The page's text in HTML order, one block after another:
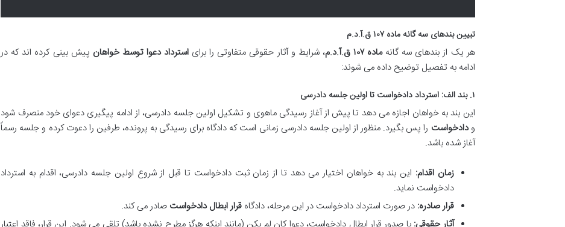
تبیین بندهای سه گانه ماده ۱۰۷ ق.آ.د.م
هر یک از بندهای سه گانهماده ۱۰۷ ق.آ.د.م ، شرایط و آثار حقوقی متفاوتی را برای استرداد دعوا توسط خواهان پیش بینی کرده اند که در
ادامه به تفصیل توضیح داده می شوند:
۱. بند الف: استرداد دادخواست تا اولین جلسه دادرسی
این بند به خواهان اجازه می دهد تا پیش از آغاز رسیدگی ماهوی و تشکیل اولین جلسه دادرسی، از ادامه پیگیری دعوای خود منصرف شود
ودادخواست را پس بگیرد. منظور از اولین جلسه دادرسی زمانی است که دادگاه برای رسیدگی به پرونده، طرفین را دعوت کرده و جلسه رسماً
آغاز شده باشد.
زمان اقدام: این بند به خواهان اختیار می دهد تا از زمان ثبت دادخواست تا قبل از شروع اولین جلسه دادرسی، اقدام به استرداد
دادخواست نماید.
قرار صادره: در صورت استرداد دادخواست در این مرحله، دادگاهقرار ابطال دادخواست صادر می کند.